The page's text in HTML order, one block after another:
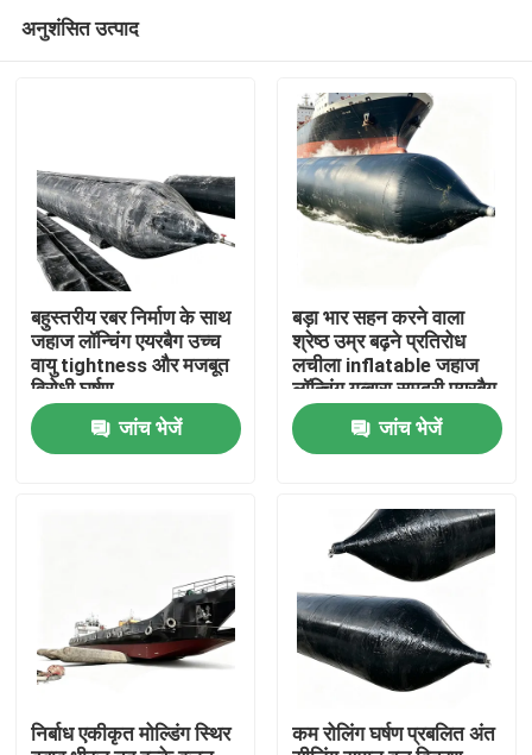
उत्पाद
वीडियो
अनुशंसित उत्पाद
बहुस्तरीय रबर निर्माण के साथ
जहाज लॉन्चिंग एयरबैग उच्च
वायु tightness और मजबूत
विरोधी घर्षण
जांच भेजें
बड़ा भार सहन करने वाला
श्रेष्ठ उम्र बढ़ने प्रतिरोध
लचीला inflatable जहाज
लॉन्चिंग गुब्बारा समुद्री एयरबैग
जांच भेजें
निर्बाध एकीकृत मोल्डिंग स्थिर
कम रोलिंग घर्षण प्रबलित अंत